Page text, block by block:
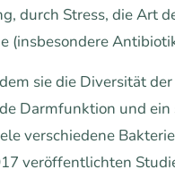
durch Stress, die Art
(insbesondere
sie die Diversität
Darmfunktion und ein
verschiedene
veröffentlichten